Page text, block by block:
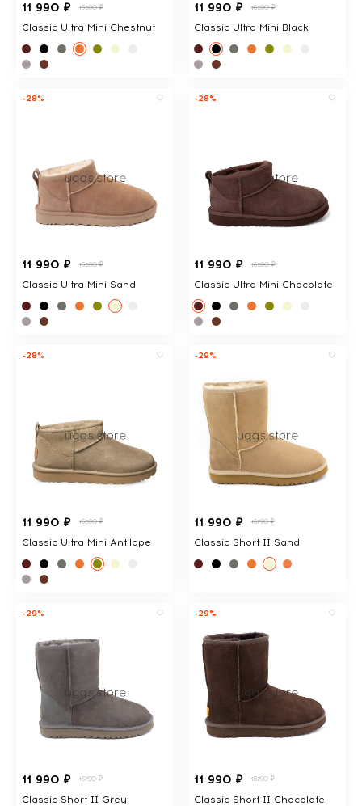
11 990 ₽ 16590 ₽
Classic Ultra Mini Chestnut
11 990 ₽ 16590 ₽
Classic Ultra Mini Black
-28%
11 990 ₽ 16590 ₽
Classic Ultra Mini Sand
-28%
11 990 ₽ 16590 ₽
Classic Ultra Mini Chocolate
-28%
11 990 ₽ 16590 ₽
Classic Ultra Mini Antilope
-29%
11 990 ₽ 16790 ₽
Classic Short II Sand
-29%
11 990 ₽ 16790 ₽
Classic Short II Grey
-29%
11 990 ₽ 16790 ₽
Classic Short II Chocolate